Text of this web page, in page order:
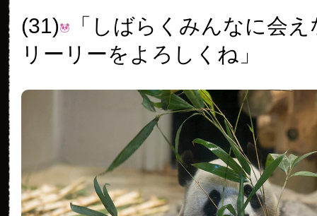
(31)
「しばらくみんなに会
リーリーをよろしくね」